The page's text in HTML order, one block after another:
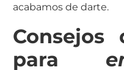
acabamos de darte.
Consejos
para